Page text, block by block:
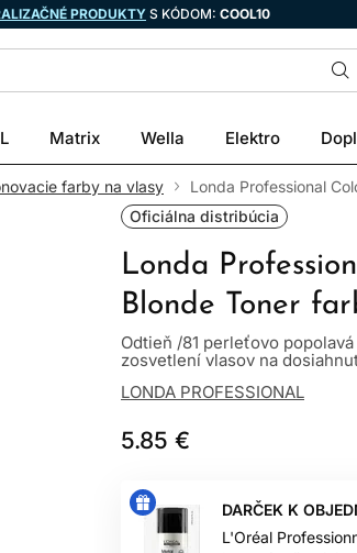
PRODUKTY S KÓDOM: COOL10
Matrix Wella Elektro
farby na vlasy
Londa Professional
Oficiálna distribúcia
Londa
Blonde Toner
Odtieň /81 perleťovo
zosvetlení vlasov na
LONDA PROFESSIONAL
5.85 €
DARČEK K
L'Oréal